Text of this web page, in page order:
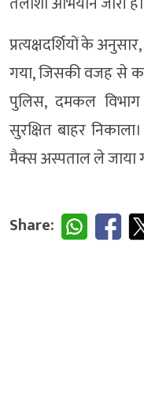
प्रत्यक्षदर्शियों के
गया, जिसकी वजह से
पुलिस, दमकल
सुरक्षित बाहर
मैक्स अस्पताल ले जाया
Share: